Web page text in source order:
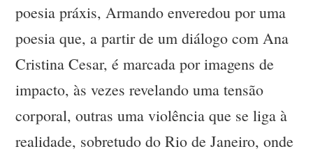
poesia práxis, Armando enveredou por uma
poesia que, a partir de um diálogo com Ana
Cristina Cesar, é marcada por imagens de
impacto, às vezes revelando uma tensão
corporal, outras uma violência que se liga à
realidade, sobretudo do Rio de Janeiro, onde